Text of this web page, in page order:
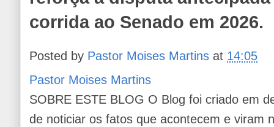
corrida ao Senado em 2026.
Posted by Pastor Moises Martins at 14:05
Pastor Moises Martins
SOBRE ESTE BLOG O Blog foi criado em
de noticiar os fatos que acontecem e viram